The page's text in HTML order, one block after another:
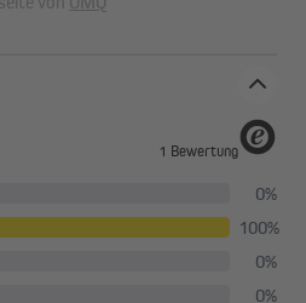
du die Dämmung verklebst.